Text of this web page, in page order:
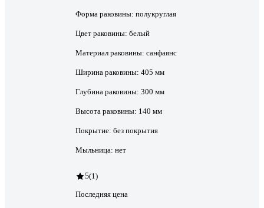
Форма раковины: полукруглая
Цвет раковины: белый
Материал раковины: санфаянс
Ширина раковины: 405 мм
Глубина раковины: 300 мм
Высота раковины: 140 мм
Покрытие: без покрытия
Мыльница: нет
5(1)
Последняя цена